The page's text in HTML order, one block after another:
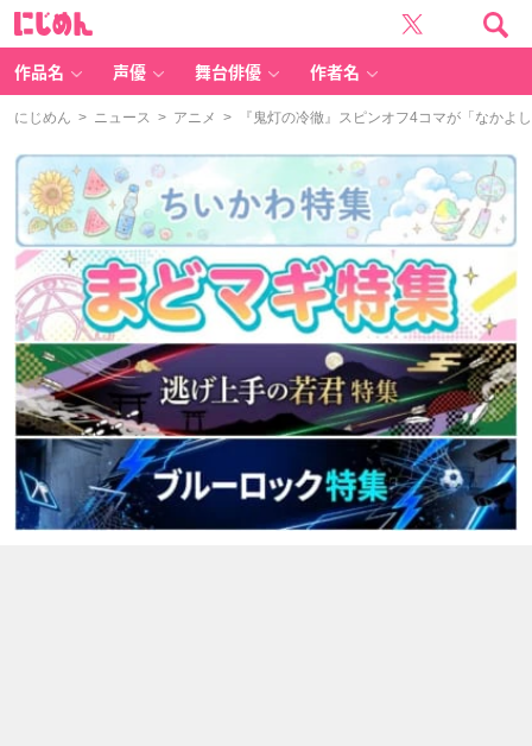
作品名 声優 舞台俳優 作者名
にじめん > ニュース > アニメ > 『鬼灯の冷徹』スピンオフ4コマが「なかよ